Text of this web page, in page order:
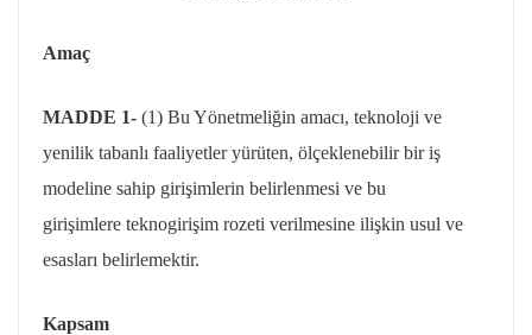
Amaç
MADDE 1- (1) Bu Yönetmeliğin amacı, teknoloji ve
yenilik tabanlı faaliyetler yürüten, ölçeklenebilir bir iş
modeline sahip girişimlerin belirlenmesi ve bu
girişimlere teknogirişim rozeti verilmesine ilişkin usul ve
esasları belirlemektir.
Kapsam